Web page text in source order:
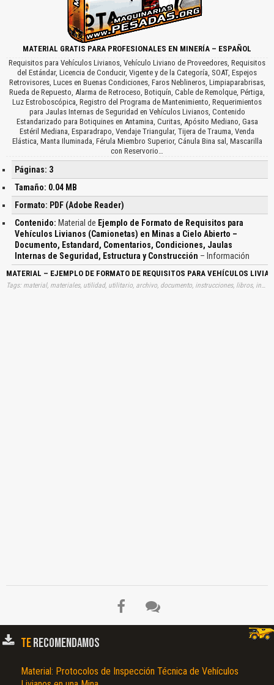
MATERIAL GRATIS PARA PROFESIONALES EN MINERÍA – ESPAÑOL
Requisitos para Vehículos Livianos, Vehículo Liviano de Proveedores, Requisitos
del Estándar, Licencia de Conducir, Vigente y de la Categoría, SOAT, Espejos
Retrovisores, Luces en Buenas Condiciones, Faros Neblineros, Limpiaparabrisas,
Rueda de Repuesto, Alarma de Retroceso, Botiquín, Cable de Remolque, Pértiga,
Luz Estroboscópica, Registro del Programa de Mantenimiento, Requerimientos
para Jaulas Internas de Seguridad en Vehículos Livianos, Contenido
Estandarizado para Botiquines en Antamina, Curitas, Apósito Mediano, Gasa
Estéril Mediana, Esparadrapo, Vendaje Triangular, Tijera de Trauma, Venda
Elástica, Manta Iluminada, Férula Miembro Superior, Cánula Bina sal, Mascarilla
con Reservorio…
Páginas: 3
Tamaño: 0.04 MB
Formato: PDF (Adobe Reader)
Contenido: Material de Ejemplo de Formato de Requisitos para
Vehículos Livianos (Camionetas) en Minas a Cielo Abierto –
Documento, Estandard, Comentarios, Condiciones, Jaulas
Internas de Seguridad, Estructura y Construcción – Información
MATERIAL – EJEMPLO DE FORMATO DE REQUISITOS PARA VEHÍCULOS
TERECOMENDAMOS
Material: Protocolos de Inspección Técnica de Vehículos